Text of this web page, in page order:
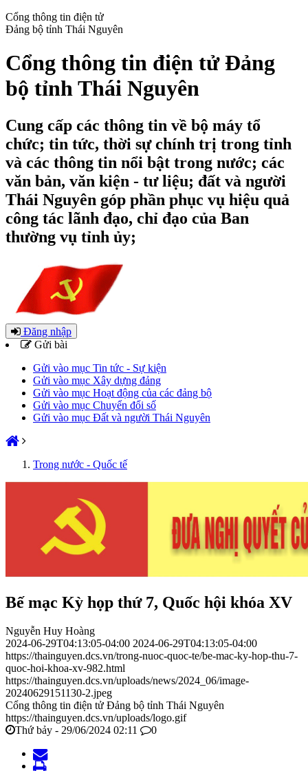
Cổng thông tin điện tử
Đảng bộ tỉnh Thái Nguyên
Cổng thông tin điện tử Đảng
bộ tỉnh Thái Nguyên
Cung cấp các thông tin về bộ máy tổ
chức; tin tức, thời sự chính trị trong tỉnh
và các thông tin nổi bật trong nước; các
văn bản, văn kiện - tư liệu; đất và người
Thái Nguyên góp phần phục vụ hiệu quả
công tác lãnh đạo, chỉ đạo của Ban
thường vụ tỉnh ủy;
Đăng nhập
Gửi bài
Gửi vào mục Tin tức - Sự kiện
Gửi vào mục Xây dựng đảng
Gửi vào mục Hoạt động của các đảng bộ
Gửi vào mục Chuyển đổi số
Gửi vào mục Đất và người Thái Nguyên
Trong nước - Quốc tế
Bế mạc Kỳ họp thứ 7, Quốc hội khóa XV
Nguyễn Huy Hoàng
2024-06-29T04:13:05-04:00 2024-06-29T04:13:05-04:00
https://thainguyen.dcs.vn/trong-nuoc-quoc-te/be-mac-ky-hop-thu-7-
quoc-hoi-khoa-xv-982.html
https://thainguyen.dcs.vn/uploads/news/2024_06/image-
20240629151130-2.jpeg
Cổng thông tin điện tử Đảng bộ tỉnh Thái Nguyên
https://thainguyen.dcs.vn/uploads/logo.gif
Thứ bảy - 29/06/2024 02:11
0